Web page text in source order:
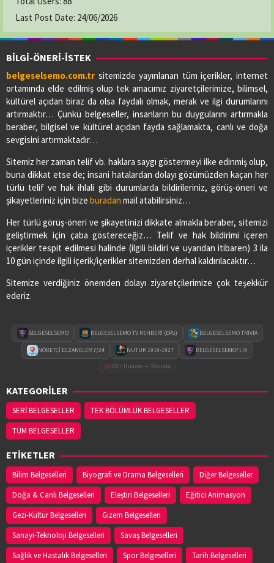
Last Post Date: 24/06/2026
BİLGİ-ÖNERİ-İSTEK
belgeselsemo.com.tr sitemizde yayınlanan tüm içerikler, internet
ortamında elde edilmiş olup tek amacımız ziyaretçilerimize, bilimsel,
kültürel açıdan biraz da olsa faydalı olmak, merak ve ilgi durumlarını
artırmaktır… Çünkü belgeseller, insanların bu duygularını artırmakla
beraber, bilgisel ve kültürel açıdan fayda sağlamakta, canlı ve doğa
sevgisini artırmaktadır…
Sitemiz her zaman telif vb. haklara saygı göstermeyi ilke edinmiş olup,
buna dikkat etse de; insani hatalardan dolayı gözümüzden kaçan her
türlü telif ve hak ihlali gibi durumlarda bildirileriniz, görüş-öneri ve
şikayetleriniz için bize buradan mail atabilirsiniz…
Her türlü görüş-öneri ve şikayetinizi dikkate almakla beraber, sitemizi
geliştirmek için çaba göstereceğiz… Telif ve hak bildirimi içeren
içerikler tespit edilmesi halinde (ilgili bildiri ve uyarıdan itibaren) 3 ila
10 gün içinde ilgili içerik/içerikler sitemizden derhal kaldırılacaktır…
Sitemize verdiğiniz önemden dolayı ziyaretçilerimize çok teşekkür
ederiz.
BELGESELSEMO BELGESELSEMO TV REHBERİ (EPG) BELGESELSEMO TRIVIA
NÖBETÇİ ECZANELER 7/24 NUTUK 1919-1927
BELGESELSEMOFLIX
iOS / Huawei — Yakında
KATEGORİLER
SERİ BELGESELLER
TEK BÖLÜMLÜK BELGESELLER
TÜM BELGESELLER
ETİKETLER
Bilim Belgeselleri Biyografi ve Drama Belgeselleri
Diğer Belgeseller
Doğa & Canlı Belgeselleri
Eleştiri Belgeselleri
Eğitici Animasyon
Gezi-Kültür Belgeselleri
Gizem Belgeselleri
Sanayi-Teknoloji Belgeselleri
Savaş Belgeselleri
Sağlık ve Hastalık Belgeselleri
Spor Belgeselleri Tarih Belgeselleri